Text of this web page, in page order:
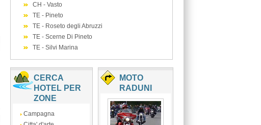
CH - Vasto
TE - Pineto
TE - Roseto degli Abruzzi
TE - Scerne Di Pineto
TE - Silvi Marina
CERCA
HOTEL PER
ZONE
Campagna
MOTO
RADUNI